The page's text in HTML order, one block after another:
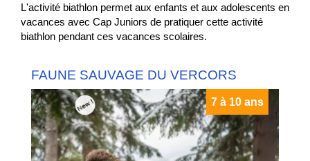
L'activité biathlon permet aux enfants et aux adolescents en
vacances avec Cap Juniors de pratiquer cette activité
biathlon pendant ces vacances scolaires.
FAUNE SAUVAGE DU VERCORS
7 à 10 ans